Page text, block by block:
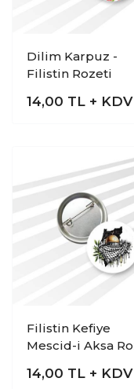
Dilim Karpuz -
Filistin Rozeti
14,00 TL + KDV
Filistin Kefiye
Mescid-i Aksa
14,00 TL + KDV